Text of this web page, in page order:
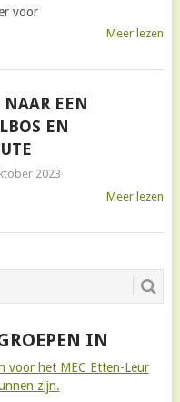
voor
Meer lezen
NAAR EEN
EN
2023
Meer lezen
IN
voor het MEC Etten-Leur
zijn.